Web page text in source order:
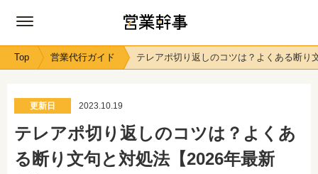
Top 営業代行ガイド テレアポ切り返しのコツは？よくある断り
更新日 2023.10.19
テレアポ切り返しのコツは？よくあ
る断り文句と対処法【2026年最新